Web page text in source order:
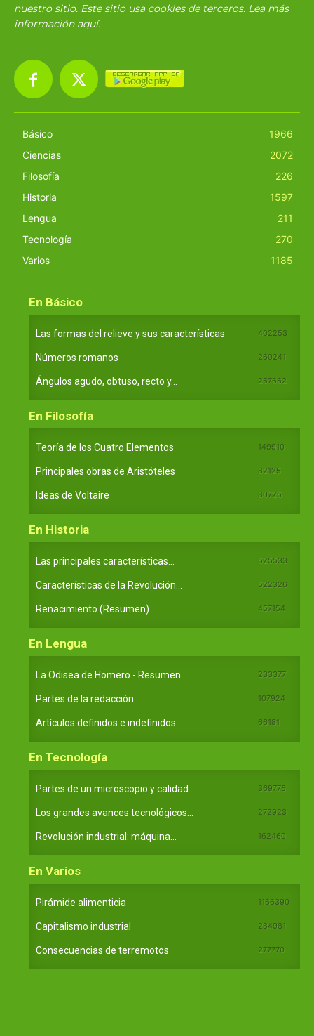
nuestro sitio. Este sitio usa cookies de terceros. Lea más
información aquí.
Básico
1966
Ciencias
2072
Filosofía
226
Historia
1597
Lengua
211
Tecnología
270
Varios
1185
En Básico
Las formas del relieve y sus características 402253
Números romanos 260241
Ángulos agudo, obtuso, recto y... 257662
En Filosofía
Teoría de los Cuatro Elementos 149910
Principales obras de Aristóteles 82125
Ideas de Voltaire 80725
En Historia
Las principales características... 525533
Características de la Revolución... 522326
Renacimiento (Resumen) 457154
En Lengua
La Odisea de Homero - Resumen 233377
Partes de la redacción 107924
Artículos definidos e indefinidos... 66181
En Tecnología
Partes de un microscopio y calidad... 369776
Los grandes avances tecnológicos... 272923
Revolución industrial: máquina... 162460
En Varios
Pirámide alimenticia 1166390
Capitalismo industrial 284981
Consecuencias de terremotos 277770